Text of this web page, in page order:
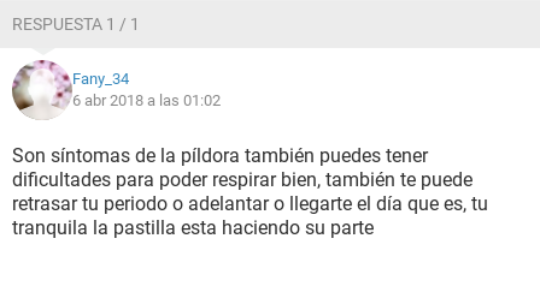
RESPUESTA 1 / 1
Fany_34
6 abr 2018 a las 01:02
Son síntomas de la píldora también puedes tener
dificultades para poder respirar bien, también te puede
retrasar tu periodo o adelantar o llegarte el día que es, tu
tranquila la pastilla esta haciendo su parte